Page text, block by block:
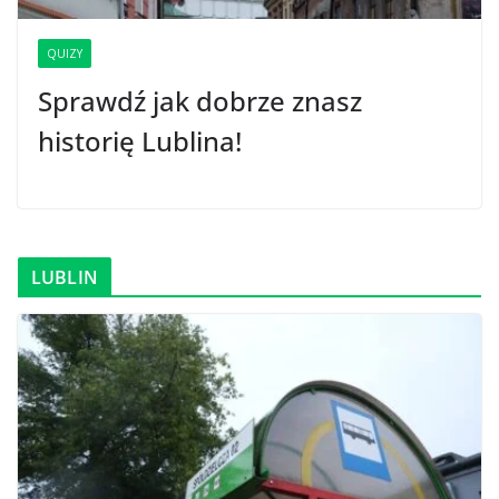
QUIZY
Sprawdź jak dobrze znasz
historię Lublina!
LUBLIN